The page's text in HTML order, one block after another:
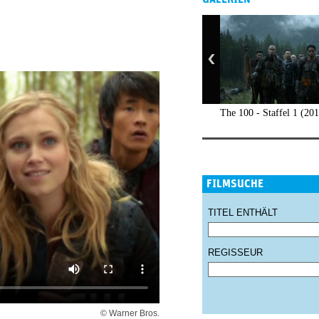
© Warner Bros.
The 100 - Staffel 1
FILMSUCHE
TITEL ENTHÄLT
REGISSEUR